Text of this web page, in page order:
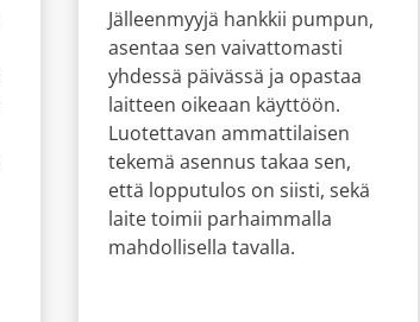
Jälleenmyyjä hankkii pumpun,
asentaa sen vaivattomasti
yhdessä päivässä ja opastaa
laitteen oikeaan käyttöön.
Luotettavan ammattilaisen
tekemä asennus takaa sen,
että lopputulos on siisti, sekä
laite toimii parhaimmalla
mahdollisella tavalla.